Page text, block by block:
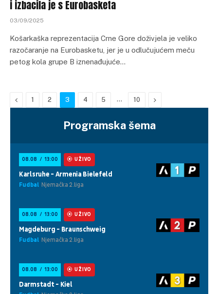
i izbacila je s Eurobasketa
03/09/2025
Košarkaška reprezentacija Crne Gore doživjela je veliko
razočaranje na Eurobasketu, jer je u odlučujućem meču
petog kola grupe B iznenađujuće…
Previous
1 2 3 4 5 … 10 Next
Programska šema